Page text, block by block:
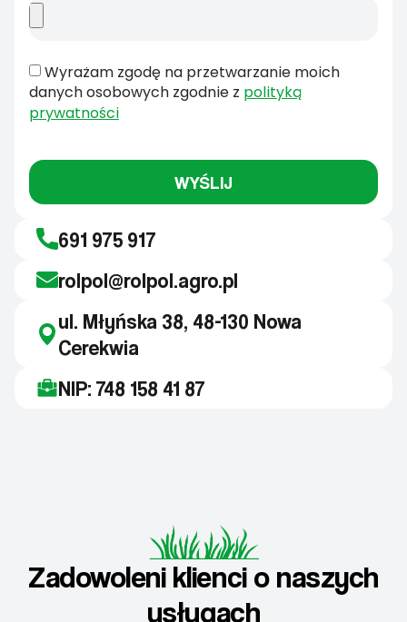
Wyrażam zgodę na przetwarzanie moich
danych osobowych zgodnie z polityką
prywatności
WYŚLIJ
691 975 917
rolpol@rolpol.agro.pl
ul. Młyńska 38, 48-130 Nowa
Cerekwia
NIP: 748 158 41 87
Zadowoleni klienci o naszych
usługach